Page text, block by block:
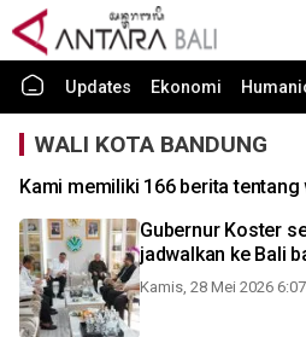
Updates Ekonomi
WALI KOTA BANDUNG
Kami memiliki 166 berita
Gubernur Koster
jadwalkan ke Bali
Kamis, 28 Mei 2026 6:07